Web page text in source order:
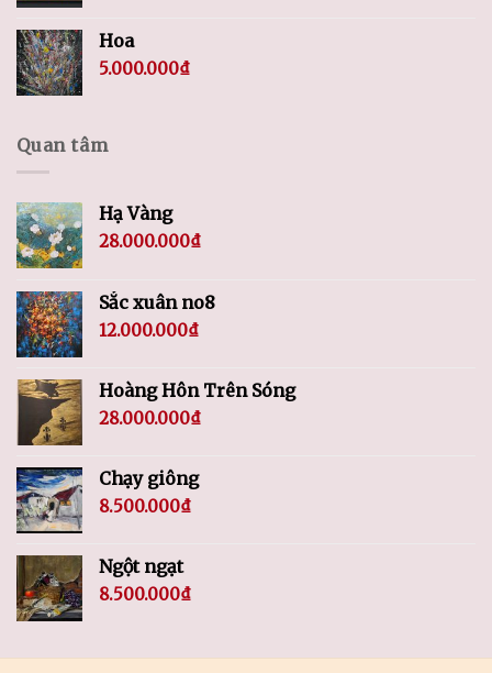
Hoa
5.000.000₫
Quan tâm
Hạ Vàng
28.000.000₫
Sắc xuân no8
12.000.000₫
Hoàng Hôn Trên Sóng
28.000.000₫
Chạy giông
8.500.000₫
Ngột ngạt
8.500.000₫